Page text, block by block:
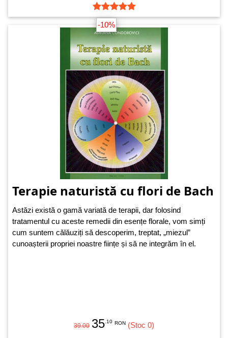
-10%
Terapie naturistă cu flori de Bach
Astăzi există o gamă variată de terapii, dar folosind
tratamentul cu aceste remedii din esențe florale, vom simți
cum suntem călăuziți să descoperim, treptat, „miezul”
cunoașterii propriei noastre ființe și să ne integrăm în el.
39.00 35 .10 RON (Stoc 0)